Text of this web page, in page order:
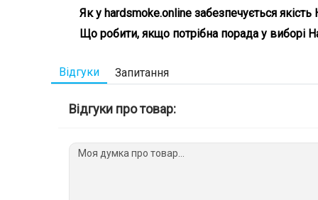
Просто додайте Набір для самозамішування
Як у hardsmoke.online забезпечується
Ми ретельно вибираємо постачальників та
Що робити, якщо потрібна порада у виборі
Відгуки Запитання
Відгуки про товар: